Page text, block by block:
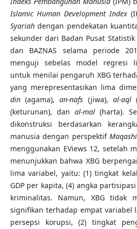
Islamic Human Development Index
Syariahdengan pendekatan
sekunder dari Badan Pusat Statistik
dan BAZNAS selama periode
menguji sebelas model regresi
untuk menilai pengaruh XBG
yang merepresentasikan lima
din(agama),an-nafs (jiwa), al-aql
(keturunan), dan al-mal (harta).
dikonstruksi berdasarkan
manusia dengan perspektif
menggunakan EViews 12, setelah
menunjukkan bahwa XBG
lima variabel, yaitu: (1) tingkat
GDP per kapita, (4) angka
kriminalitas. Namun, XBG tidak
signifikan terhadap empat variabel
persepsi korupsi, (2) tingkat